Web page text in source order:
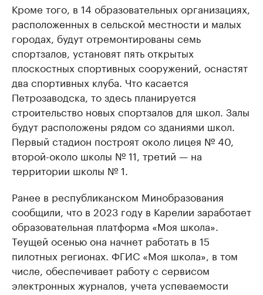
Кроме того, в 14 образовательных организациях,
расположенных в сельской местности и малых
городах, будут отремонтированы семь
спортзалов, установят пять открытых
плоскостных спортивных сооружений, оснастят
два спортивных клуба. Что касается
Петрозаводска, то здесь планируется
строительство новых спортзалов для школ. Залы
будут расположены рядом со зданиями школ.
Первый стадион построят около лицея № 40,
второй-около школы № 11, третий — на
территории школы № 1.
Ранее в республиканском Минобразования
сообщили, что в 2023 году в Карелии заработает
образовательная платформа «Моя школа».
Теущей осенью она начнет работать в 15
пилотных регионах. ФГИС «Моя школа», в том
числе, обеспечивает работу с сервисом
электронных журналов, учета успеваемости